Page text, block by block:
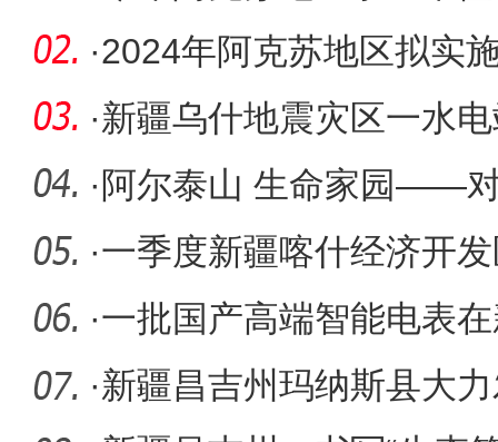
·2024年阿克苏地区拟实
1101个
·新疆乌什地震灾区一水
· 阿尔泰山 生命家园——
究所研究
·一季度新疆喀什经济开
中开复工
·一批国产高端智能电表
行可靠性
·新疆昌吉州玛纳斯县大